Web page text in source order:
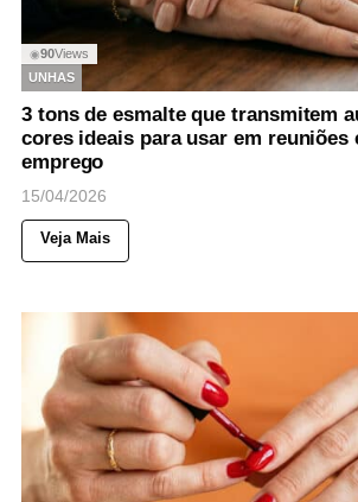
◉90Views
UNHAS
3 tons de esmalte que transmitem
cores ideais para usar em reuniões
emprego
15/04/2026
Veja Mais